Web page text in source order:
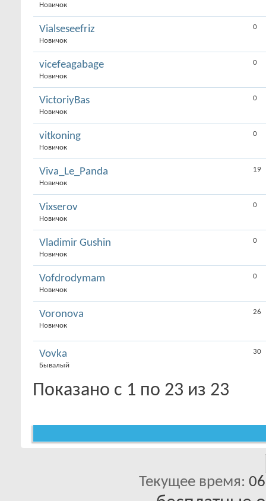
Новичок
Vialseseefriz
Новичок
0
vicefeagabage
Новичок
0
VictoriyBas
Новичок
0
vitkoning
Новичок
0
Viva_Le_Panda
Новичок
19
Vixserov
Новичок
0
Vladimir Gushin
Новичок
0
Vofdrodymam
Новичок
0
Voronova
Новичок
26
Vovka
Бывалый
30
Показано с 1 по 23 из 23
Текущее время: